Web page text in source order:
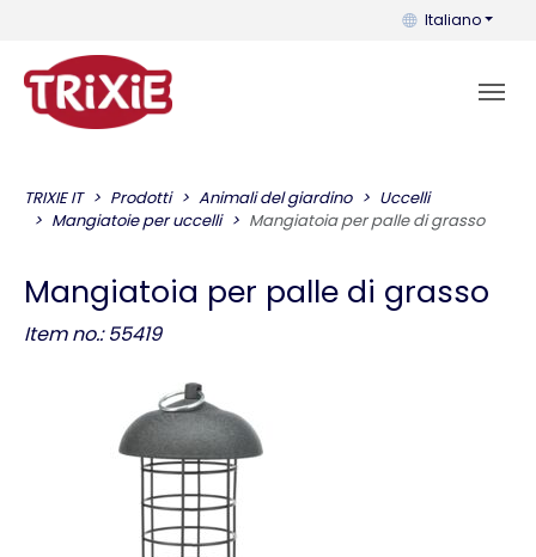
Puoi cambiare
Italiano
TRIXIE IT Prodotti Animali del giardino
Uccelli
Mangiatoie per uccelli
Mangiatoia per palle di grasso
Mangiatoia per palle di grasso
Item no.: 55419